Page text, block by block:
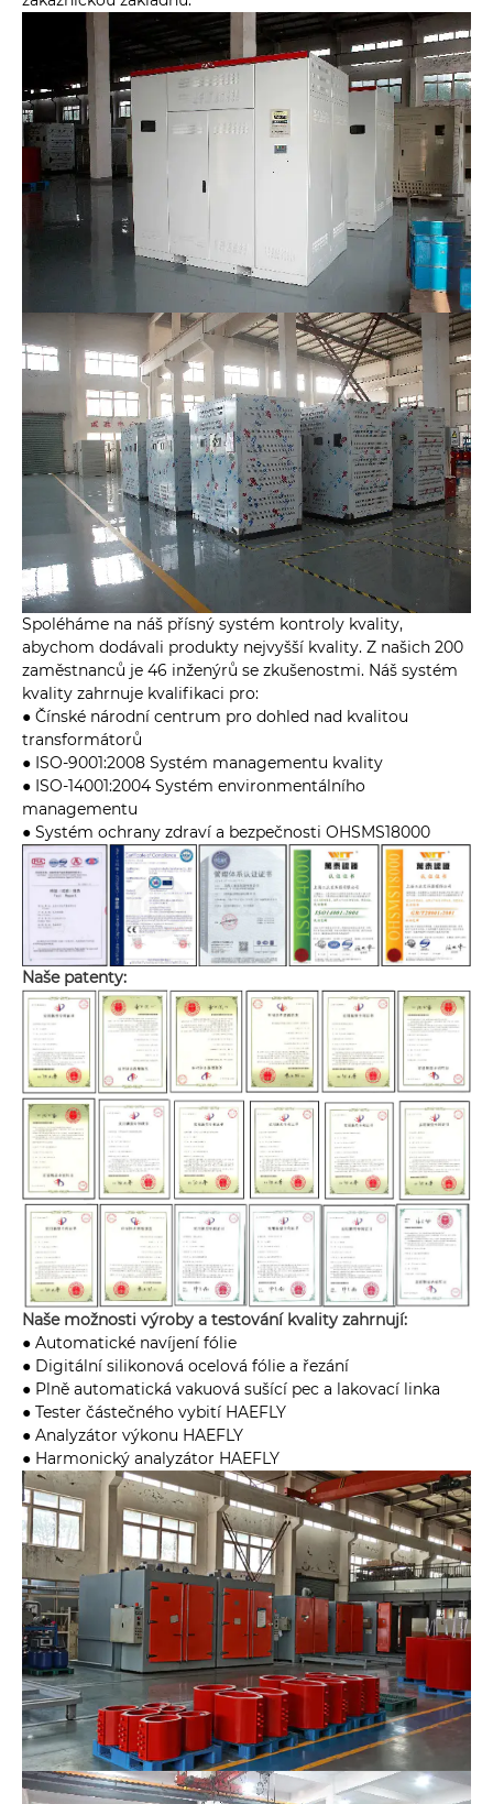
Spoléháme na náš přísný systém kontroly kvality,
abychom dodávali produkty nejvyšší kvality. Z našich 200
zaměstnanců je 46 inženýrů se zkušenostmi. Náš systém
kvality zahrnuje kvalifikaci pro:
● Čínské národní centrum pro dohled nad kvalitou
transformátorů
● ISO-9001:2008 Systém managementu kvality
● ISO-14001:2004 Systém environmentálního
managementu
● Systém ochrany zdraví a bezpečnosti OHSMS18000
Naše patenty:
Naše možnosti výroby a testování kvality zahrnují:
● Automatické navíjení fólie
● Digitální silikonová ocelová fólie a řezání
● Plně automatická vakuová sušící pec a lakovací linka
● Tester částečného vybití HAEFLY
● Analyzátor výkonu HAEFLY
● Harmonický analyzátor HAEFLY